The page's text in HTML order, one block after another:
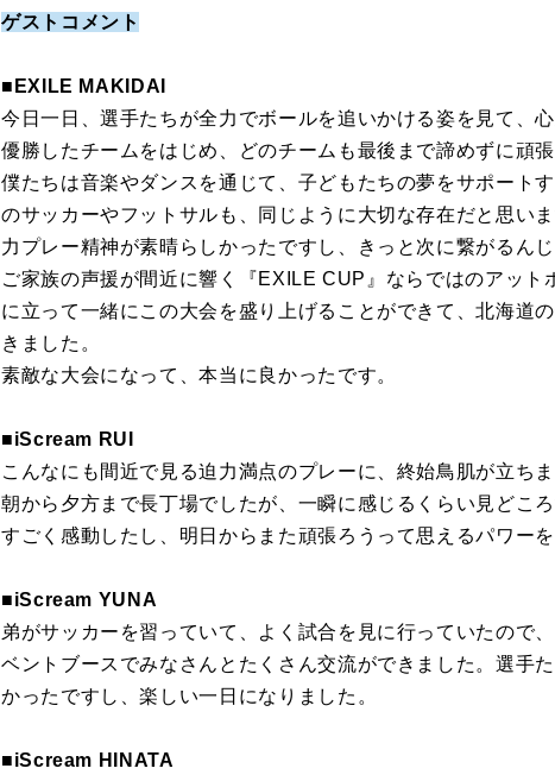
ゲストコメント
■EXILE MAKIDAI
今日一日、選手たちが全力でボールを追いかける姿を見て、心
優勝したチームをはじめ、どのチームも最後まで諦めずに頑
僕たちは音楽やダンスを通じて、子どもたちの夢をサポート
のサッカーやフットサルも、同じように大切な存在だと思い
力プレー精神が素晴らしかったですし、きっと次に繋がるん
ご家族の声援が間近に響く『EXILE CUP』ならではのアッ
に立って一緒にこの大会を盛り上げることができて、北海道
きました。
素敵な大会になって、本当に良かったです。
■iScream RUI
こんなにも間近で見る迫力満点のプレーに、終始鳥肌が立ちま
朝から夕方まで長丁場でしたが、一瞬に感じるくらい見どこ
すごく感動したし、明日からまた頑張ろうって思えるパワーを
■iScream YUNA
弟がサッカーを習っていて、よく試合を見に行っていたので
ベントブースでみなさんとたくさん交流ができました。選手
かったですし、楽しい一日になりました。
■iScream HINATA